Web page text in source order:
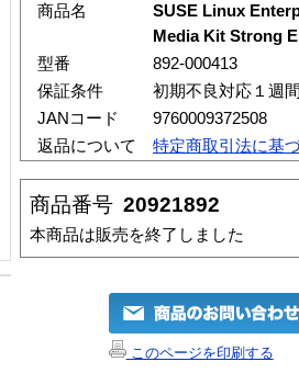
商品名
SUSE Linux
Media Kit Strong
型番
892-000413
保証条件
初期不良対応１週
JANコード
9760009372508
返品について
特定商取引法に基
商品番号 20921892
本商品は販売を終了しました
このページを印刷する